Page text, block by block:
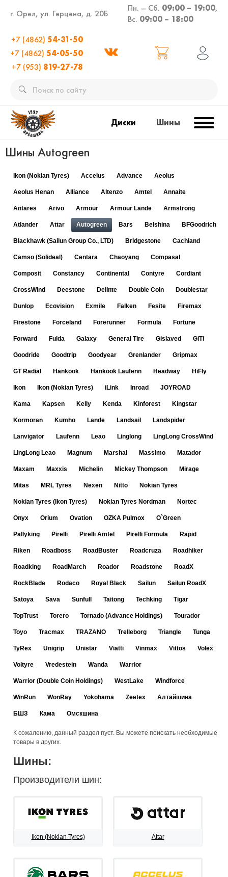
г. Орел, ул. Герцена, д. 20Б
Пн. – Сб. 09:00 – 19:00,
Вс. 09:00 – 18:00
+7 (4862) 54-31-50
+7 (4862) 54-05-50
+7 (953) 819-27-78
Диски Шины
Шины Autogreen
Ikon (Nokian Tyres) Accelus Advance Aeolus
Aeolus Henan Alliance Altenzo Amtel Annaite
Antares Arivo Armour Armour Lande Armstrong
Atlander Attar Autogreen Bars Belshina BFGoodrich
Blackhawk (Sailun Group Co., LTD) Bridgestone Cachland
Camso (Solideal) Centara Chaoyang Compasal
Composit Constancy Continental Contyre Cordiant
CrossWind Deestone Delinte Double Coin Doublestar
Dunlop Ecovision Exmile Falken Fesite Firemax
Firestone Forceland Forerunner Formula Fortune
Forward Fulda Galaxy General Tire Gislaved GiTi
Goodride Goodtrip Goodyear Grenlander Gripmax
GT Radial Hankook Hankook Laufenn Headway HiFly
Ikon Ikon (Nokian Tyres) iLink Inroad JOYROAD
Kama Kapsen Kelly Kenda Kinforest Kingstar
Kormoran Kumho Lande Landsail Landspider
Lanvigator Laufenn Leao Linglong LingLong CrossWind
LingLong Leao Magnum Marshal Massimo Matador
Maxam Maxxis Michelin Mickey Thompson Mirage
Mitas MRL Tyres Nexen Nitto Nokian Tyres
Nokian Tyres (Ikon Tyres) Nokian Tyres Nordman Nortec
Onyx Orium Ovation OZKA Pulmox O`Green
Pallyking Pirelli Pirelli Amtel Pirelli Formula Rapid
Riken Roadboss RoadBuster Roadcruza Roadhiker
Roadking RoadMarch Roador Roadstone RoadX
RockBlade Rodaco Royal Black Sailun Sailun RoadX
Satoya Sava Sunfull Taitong Techking Tigar
TopTrust Torero Tornado (Advance Holdings) Tourador
Toyo Tracmax TRAZANO Trelleborg Triangle Tunga
TyRex Unigrip Unistar Viatti Vinmax Vittos Volex
Voltyre Vredestein Wanda Warrior
Warrior (Double Coin Holdings) WestLake Windforce
WinRun WonRay Yokohama Zeetex Алтайшина
БШЗ Кама Омскшина
К сожалению, данный раздел пуст. Вы можете поискать необходимые
товары в других.
Шины:
Производители шин:
Ikon (Nokian Tyres) Attar